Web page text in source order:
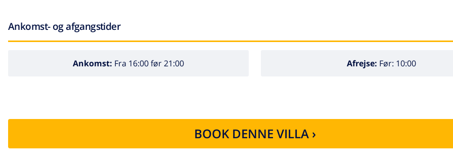
Ankomst- og afgangstider
Ankomst: Fra 16:00 før 21:00 Afrejse: Før: 10:00
BOOK DENNE VILLA ›